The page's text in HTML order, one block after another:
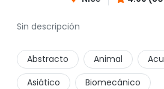
Sin descripción
Abstracto Animal
Asiático
Biomecánico